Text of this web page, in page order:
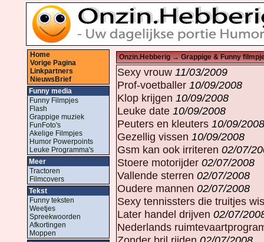
Home
Vorige Pagina
Linkpartners
NieuwsBrief
Funny media
Funny Filmpjes
Flash
Grappige muziek
FunFoto's
Akelige Filmpjes
Humor Powerpoints
Leuke Programma's
Meer
Tractoren
Filmcovers
Tekst
Funny teksten
Weetjes
Spreekwoorden
Afkortingen
Moppen
Onzin.Hebberig→ Grappige & Funny
Sexy vrouw 11/03/2009
Prof-voetballer 10/09/2008
Klop krijgen 10/09/2008
Leuke date 10/09/2008
Peuters en kleuters 10/09/2008
Gezellig vissen 10/09/2008
Gsm kan ook irriteren 02/07/
Stoere motorijder 02/07/2008
Vallende sterren 02/07/2008
Oudere mannen 02/07/2008
Sexy tennissters die truitjes
Later handel drijven 02/07/
Nederlands